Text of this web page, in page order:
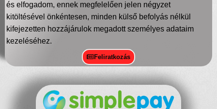
és elfogadom, ennek megfelelően jelen négyzet
kitöltésével önkéntesen, minden külső befolyás nélkül
kifejezetten hozzájárulok megadott személyes adataim
kezeléséhez.
Feliratkozás